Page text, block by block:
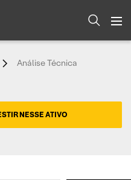
Análise Técnica
NESSE ATIVO